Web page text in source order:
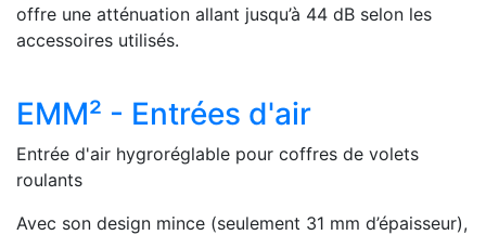
offre une atténuation allant jusqu’à 44 dB selon les
accessoires utilisés.
EMM² - Entrées d'air
Entrée d'air hygroréglable pour coffres de volets
roulants
Avec son design mince (seulement 31 mm d’épaisseur),